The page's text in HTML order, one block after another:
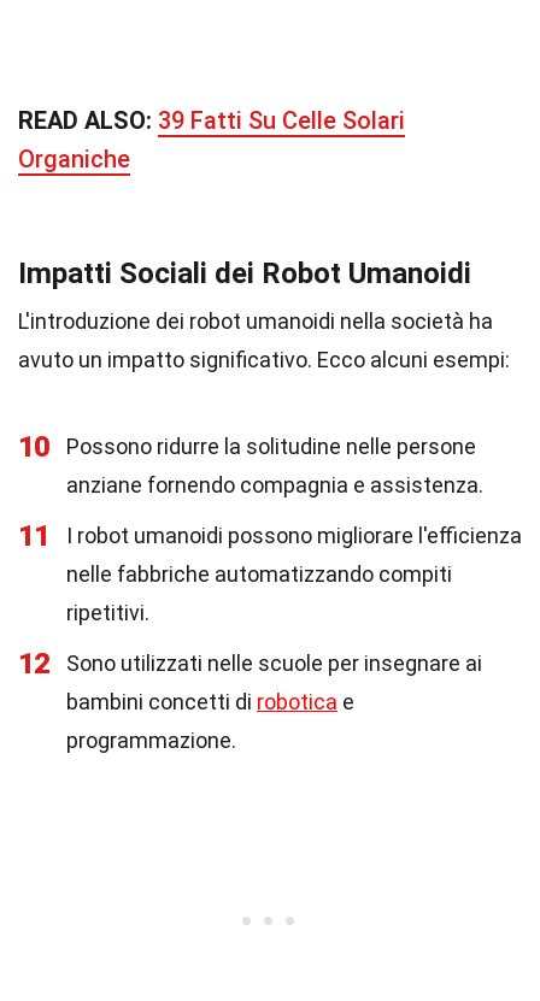
READ ALSO: 39 Fatti Su Celle Solari
Organiche
Impatti Sociali dei Robot Umanoidi
L'introduzione dei robot umanoidi nella società ha
avuto un impatto significativo. Ecco alcuni esempi:
10
Possono ridurre la solitudine nelle persone
anziane fornendo compagnia e assistenza.
11
I robot umanoidi possono migliorare l'efficienza
nelle fabbriche automatizzando compiti
ripetitivi.
12
Sono utilizzati nelle scuole per insegnare ai
bambini concetti di robotica e
programmazione.